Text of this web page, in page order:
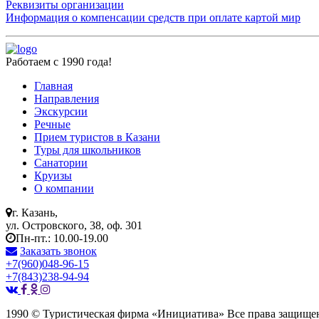
Реквизиты организации
Информация о компенсации средств при оплате картой мир
Работаем с 1990 года!
Главная
Направления
Экскурсии
Речные
Прием туристов в Казани
Туры для школьников
Санатории
Круизы
О компании
г. Казань,
ул. Островского, 38, оф. 301
Пн-пт.: 10.00-19.00
Заказать звонок
+7(960)048-96-15
+7(843)238-94-94
1990 © Туристическая фирма «Инициатива» Все права